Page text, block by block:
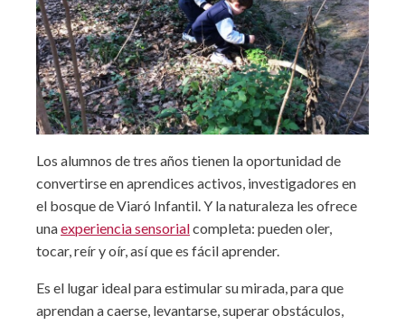
Los alumnos de tres años tienen la oportunidad de
convertirse en aprendices activos, investigadores en
el bosque de Viaró Infantil. Y la naturaleza les ofrece
unaexperiencia sensorialcompleta: pueden oler,
tocar, reír y oír, así que es fácil aprender.
Es el lugar ideal para estimular su mirada, para que
aprendan a caerse, levantarse, superar obstáculos,